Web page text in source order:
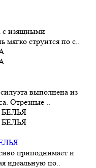
с изящными
струится по с..
выполнена из
Отрезные ..
приподнимает и
идеальную по..